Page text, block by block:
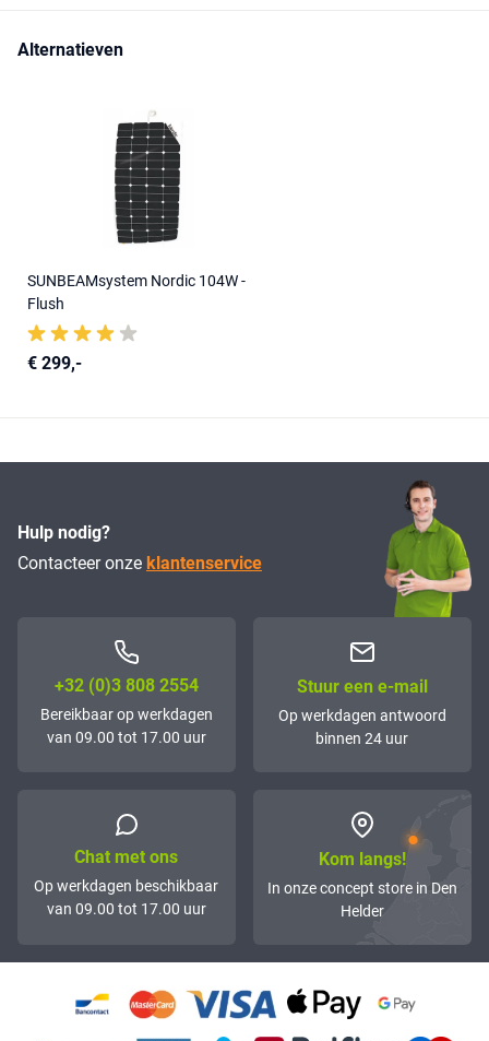
Alternatieven
SUNBEAMsystem Nordic 104W -
Flush
€ 299,-
Hulp nodig?
Contacteer onze klantenservice
+32 (0)3 808 2554
Bereikbaar op werkdagen
van 09.00 tot 17.00 uur
Stuur een e-mail
Op werkdagen antwoord
binnen 24 uur
Chat met ons
Op werkdagen beschikbaar
van 09.00 tot 17.00 uur
Kom langs!
In onze concept store in Den
Helder